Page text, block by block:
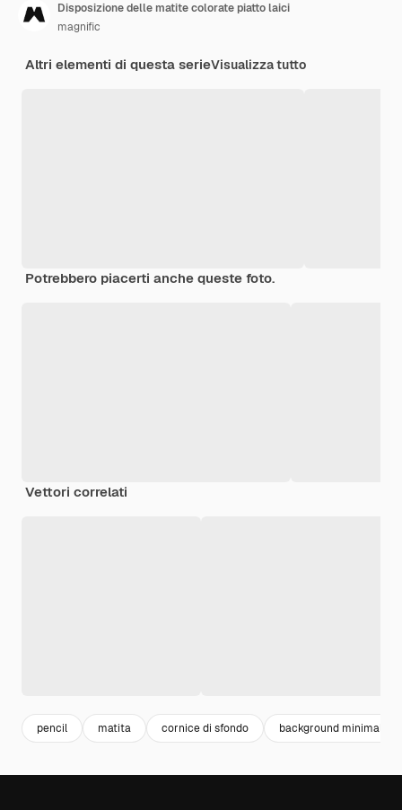
Disposizione delle matite colorate piatto laici
magnific
Altri elementi di questa serieVisualizza tutto
Potrebbero piacerti anche queste foto.
Vettori correlati
pencil matita cornice di sfondo background minimal